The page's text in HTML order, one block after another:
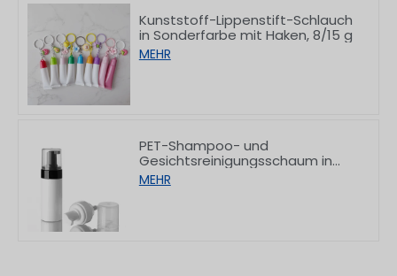
Kunststoff-Lippenstift-Schlauch
in Sonderfarbe mit Haken, 8/15 g
MEHR
PET-Shampoo- und
Gesichtsreinigungsschaum in
einer Pumpe mit flachem
Schulteransatz, 150/200 ml
MEHR